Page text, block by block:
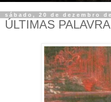
sábado, 20 de dezembro
ÚLTIMAS